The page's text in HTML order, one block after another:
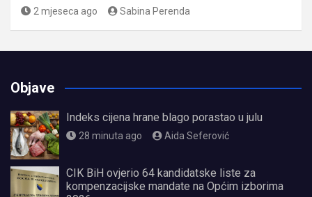
2 mjeseca ago Sabina Perenda
Objave
Indeks cijena hrane blago porastao u julu
28 minuta ago Aida Seferović
CIK BiH ovjerio 64 kandidatske liste za
kompenzacijske mandate na Općim izborima